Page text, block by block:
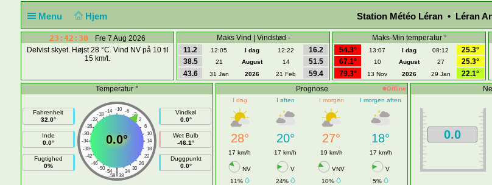
Menu Hjem Station Météo Léran • Léran
23:42:30
Fre 7 Aug 2026
Delvist skyet. Højst 28 °C. Vind NV på 10 til
15 km/t.
Maks Vind | Vindstød -
11.2
12:05 I dag 12:22
16.2
38.5
21 August 14
51.5
43.6
31 Jan 2026 21 Feb 59.4
Maks-Min temperatur °
54.3°
13:07 I dag 08:12
25.3°
67.1°
10 August 27
25.3°
79.3°
13 Nov 2026 29 Jan 22.1°
Temperatur °
Fahrenheit
32.0°
Inde
0.0°
Fugtighed
0%
-10
-14 -6
-18
-2
-22
2
-26
6
-30
10
-34
14
-38
18
-42
22
-46
26
-50
30
-54 34
|
-58 38
0.0°
Vindkøl
0.0°
Wet Bulb
-46.1°
Duggpunkt
0.0°
Prognose
Offline
I dag
I aften I morgen I morgen aften
28° 20° 27° 18°
17 km/h 17 km/h 19 km/h 17 km/h
NV V VNV
V
11%
24% 10%
5%
0.0